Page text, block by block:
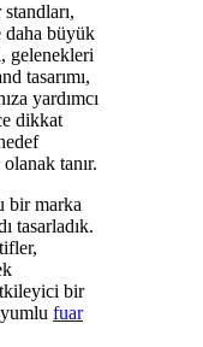
büyük
gelenekleri
tasarımı,
yardımcı
dikkat
tanır.
bir marka
tasarladık.
bir
fuar